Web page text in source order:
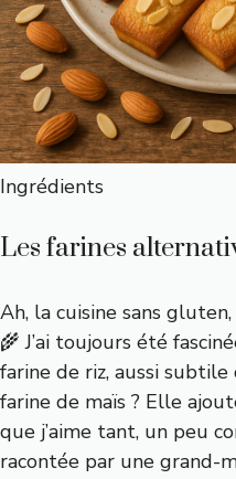
Ingrédients
Les farines
Ah, la cuisine sans
🌾 J’ai toujours été
farine de riz, aussi
farine de maïs ? Elle
que j’aime tant, un peu
racontée par une grand-